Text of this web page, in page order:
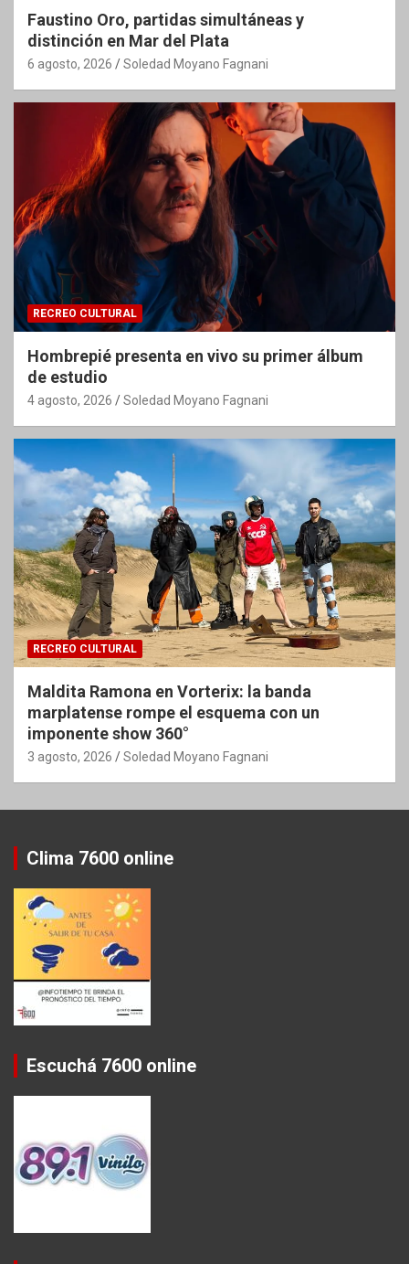
Faustino Oro, partidas simultáneas y
distinción en Mar del Plata
6 agosto, 2026 Soledad Moyano Fagnani
RECREO CULTURAL
Hombrepié presenta en vivo su primer álbum
de estudio
4 agosto, 2026 Soledad Moyano Fagnani
RECREO CULTURAL
Maldita Ramona en Vorterix: la banda
marplatense rompe el esquema con un
imponente show 360°
3 agosto, 2026 Soledad Moyano Fagnani
Clima 7600 online
Escuchá 7600 online